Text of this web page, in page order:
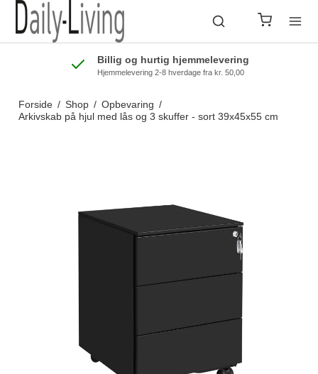
Billig og hurtig hjemmelevering
Hjemmelevering 2-8 hverdage fra kr. 50,00
Forside / Shop / Opbevaring /
Arkivskab på hjul med lås og 3 skuffer - sort 39x45x55 cm